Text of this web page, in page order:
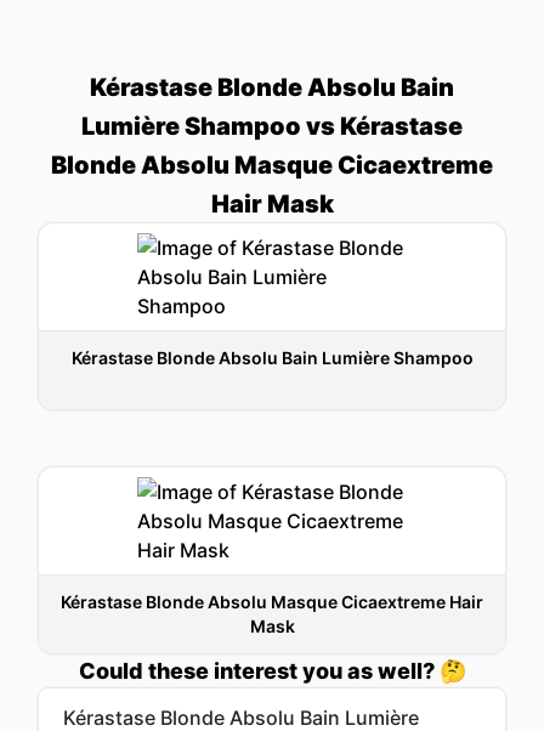
Kérastase Blonde Absolu Bain
Lumière Shampoo vs Kérastase
Blonde Absolu Masque Cicaextreme
Hair Mask
Kérastase Blonde Absolu Bain Lumière Shampoo
Kérastase Blonde Absolu Masque Cicaextreme Hair
Mask
Could these interest you as well? 🤔
Kérastase Blonde Absolu Bain Lumière